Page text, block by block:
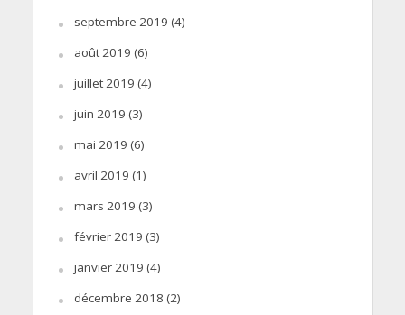
septembre 2019 (4)
août 2019 (6)
juillet 2019 (4)
juin 2019 (3)
mai 2019 (6)
avril 2019 (1)
mars 2019 (3)
février 2019 (3)
janvier 2019 (4)
décembre 2018 (2)